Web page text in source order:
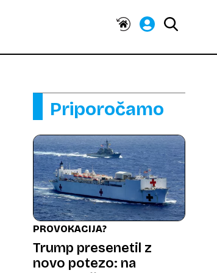
Priporočamo
PROVOKACIJA?
Trump presenetil z
novo potezo: na